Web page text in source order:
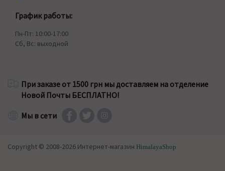
График работы:
Пн-Пт: 10:00-17:00
Сб, Вс: выходной
При заказе от 1500 грн мы доставляем на отделение
Новой Почты БЕСПЛАТНО!
Мы в сети
Copyright © 2008-2026 Интернет-магазин HimalayaShop